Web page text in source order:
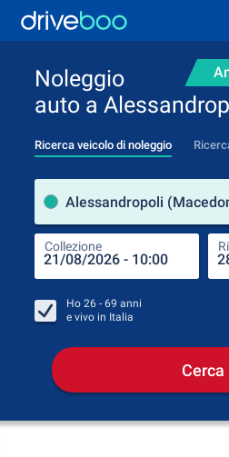
Noleggio
auto a
Ricerca veicolo di noleggio
Collezione
Ho 26 - 69 anni
e vivo in Italia
Cerca